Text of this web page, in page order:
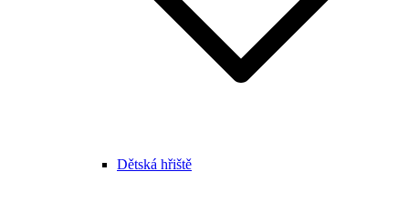
Dětská hřiště